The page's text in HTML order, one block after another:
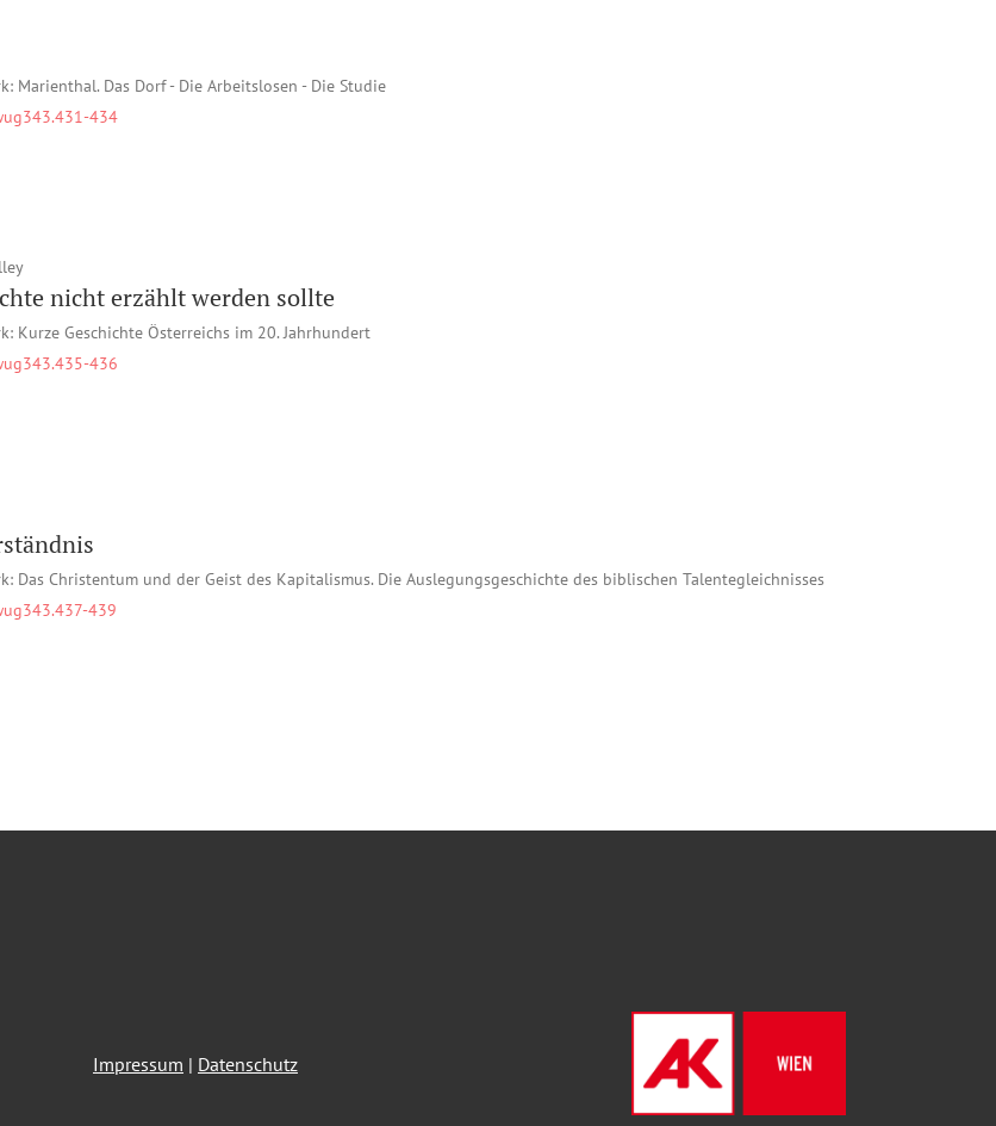
Marienthal. Das Dorf - Die Arbeitslosen - Die Studie
434
nicht erzählt werden sollte
Kurze Geschichte Österreichs im 20. Jahrhundert
436
Das Christentum und der Geist des Kapitalismus. Die Auslegungsgeschichte des biblischen Talentegleichnisses
439
Impressum | Datenschutz